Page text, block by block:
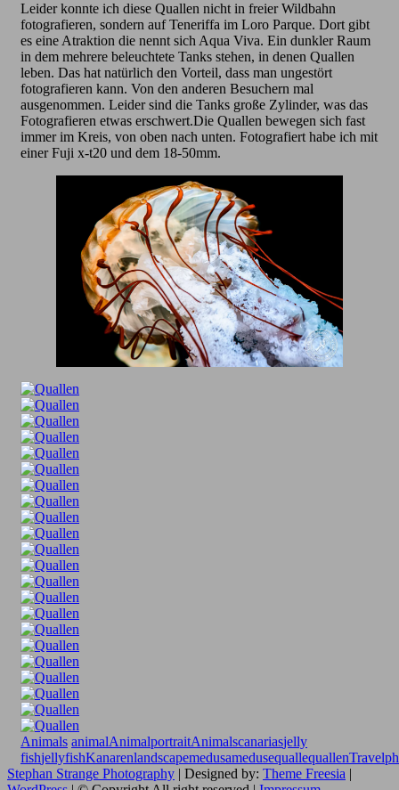
Leider konnte ich diese Quallen nicht in freier Wildbahn
fotografieren, sondern auf Teneriffa im Loro Parque. Dort gibt
es eine Atraktion die nennt sich Aqua Viva. Ein dunkler Raum
in dem mehrere beleuchtete Tanks stehen, in denen Quallen
leben. Das hat natürlich den Vorteil, dass man ungestört
fotografieren kann. Von den anderen Besuchern mal
ausgenommen. Leider sind die Tanks große Zylinder, was das
Fotografieren etwas erschwert.Die Quallen bewegen sich fast
immer im Kreis, von oben nach unten. Fotografiert habe ich mit
einer Fuji x-t20 und dem 18-50mm.
Animals animalAnimalportraitAnimalscanariasjelly
fishjellyfishKanarenlandscapemedusamedusequallequallen
Stephan Strange Photography | Designed by: Theme Freesia |